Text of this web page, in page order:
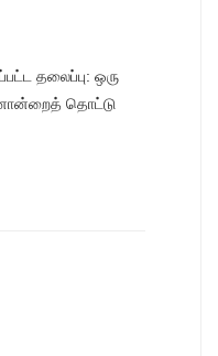
தலைப்பு: ஒரு
தொட்டு